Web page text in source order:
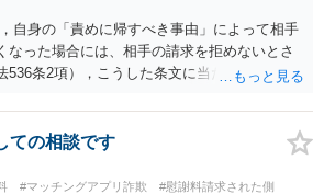
自身の「責めに帰すべき事由」によって相手
なった場合には、相手の請求を拒めないとさ
536条2項），こうした条文に当たるかが問題
強制力のあるものではなく，震災等で対象施
合と異なり，挙式等自体が物理的に不可能に
かと思われます。こうした中で，顧客の判断
すれば，形式的には顧客側に帰責性があっ
ての相談です
#マッチングアプリ詐欺 #慰謝料請求された側